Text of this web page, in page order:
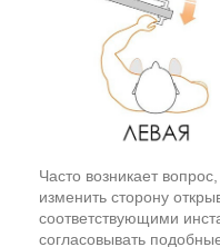
Часто возникает
изменить сторону
соответствующими
согласовывать